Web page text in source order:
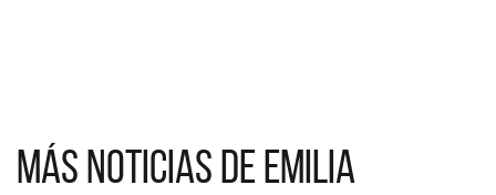
Más noticias de Emilia